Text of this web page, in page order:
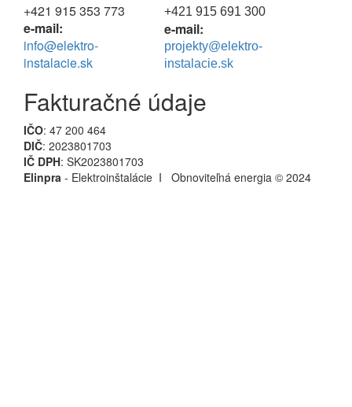
+421 915 353 773
e-mail:
info@elektro-
instalacie.sk
+421 915 691 300
e-mail:
projekty@elektro-
instalacie.sk
Fakturačné údaje
IČO: 47 200 464
DIČ: 2023801703
IČ DPH: SK2023801703
Elinpra - Elektroinštalácie I Obnoviteľná energia © 2024